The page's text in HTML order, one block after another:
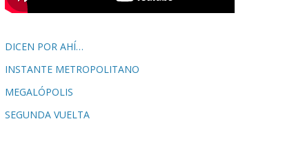
DICEN POR AHÍ…
INSTANTE METROPOLITANO
MEGALÓPOLIS
SEGUNDA VUELTA